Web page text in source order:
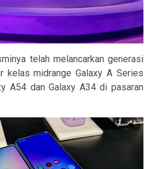
telah melancarkan generasi
kelas midrange Galaxy A Series
A54 dan Galaxy A34 di pasaran